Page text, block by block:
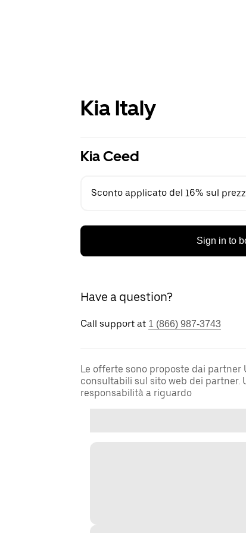
Kia Italy
Kia Ceed
Sconto applicato del 16% sul
Sign in to
Have a question?
Call support at 1 (866) 987-3743
Le offerte sono proposte dai partner
consultabili sul sito web dei partner.
responsabilità a riguardo